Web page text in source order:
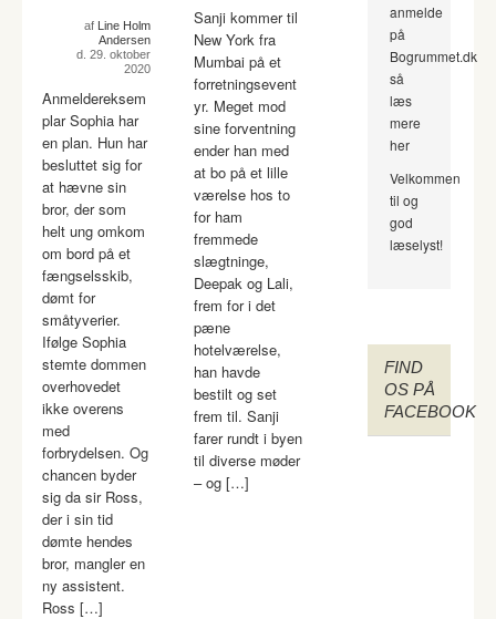
af Line Holm
Andersen
d. 29. oktober
2020
Anmeldereksem
plar Sophia har
en plan. Hun har
besluttet sig for
at hævne sin
bror, der som
helt ung omkom
om bord på et
fængselsskib,
dømt for
småtyverier.
Ifølge Sophia
stemte dommen
overhovedet
ikke overens
med
forbrydelsen. Og
chancen byder
sig da sir Ross,
der i sin tid
dømte hendes
bror, mangler en
ny assistent.
Ross […]
Sanji kommer til
New York fra
Mumbai på et
forretningsevent
yr. Meget mod
sine forventning
ender han med
at bo på et lille
værelse hos to
for ham
fremmede
slægtninge,
Deepak og Lali,
frem for i det
pæne
hotelværelse,
han havde
bestilt og set
frem til. Sanji
farer rundt i byen
til diverse møder
– og […]
anmelde
på
Bogrummet.dk
så
læs
mere
her
Velkommen
til og
god
læselyst!
FIND
OS PÅ
FACEBOOK